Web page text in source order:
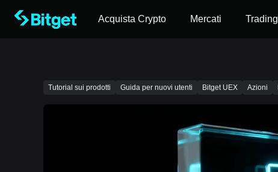
Acquista Crypto Mercati Trading
Tutorial sui prodotti Guida per nuovi utenti Bitget UEX Azioni